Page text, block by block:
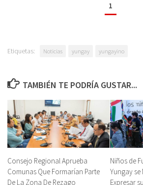
1
Etiquetas: Noticias yungay yungayino
TAMBIÉN TE PODRÍA GUSTAR...
Consejo Regional Aprueba
Comunas Que Formarían Parte
De La Zona De Rezago
Niños de
Yungay
Expresar